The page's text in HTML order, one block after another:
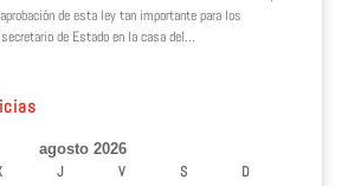
de esta ley tan importante para los
de Estado en la casa del...
agosto 2026
J V S
D